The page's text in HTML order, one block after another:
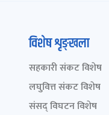
विशेष शृङ्खला
सहकारी संकट विशेष
लघुवित्त संकट विशेष
संसद् विघटन विशेष